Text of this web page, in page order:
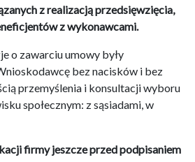
z realizacją przedsięwzięcia,
z wykonawcami.
o zawarciu umowy były
bez nacisków i bez
przemyślenia i konsultacji wyboru
społecznym: z sąsiadami, w
firmy jeszcze przed podpisaniem